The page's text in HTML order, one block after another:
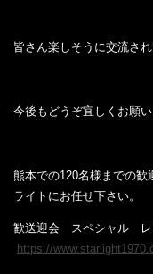
皆さん楽しそうに交流され
今後もどうぞ宜しくお願い
熊本での120名様までの歓
ライトにお任せ下さい。
歓送迎会 スペシャル レ
https://